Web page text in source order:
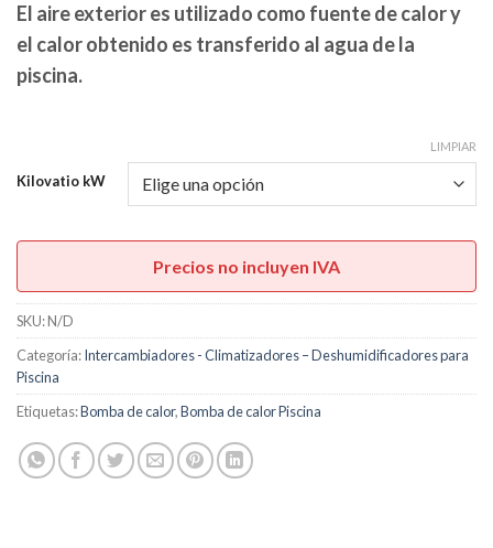
precios:
desde
El aire exterior es utilizado como fuente de calor y
el calor obtenido es transferido al agua de la
piscina.
Kilovatio kW
LIMPIAR
Precios no incluyen IVA
SKU:N/D
Categoría:Intercambiadores - Climatizadores – Deshumidificadores para
Piscina
Etiquetas:Bomba de calor,Bomba de calor Piscina